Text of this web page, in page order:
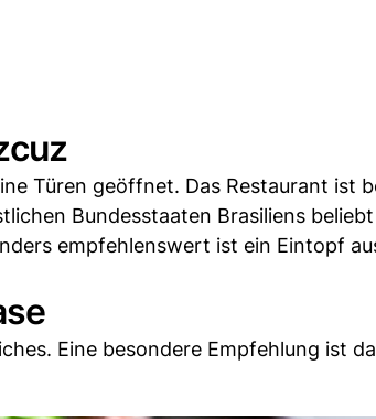
Türen geöffnet. Das Restaurant ist
Bundesstaaten Brasiliens
empfehlenswert ist ein Eintopf
Eine besondere Empfehlung ist